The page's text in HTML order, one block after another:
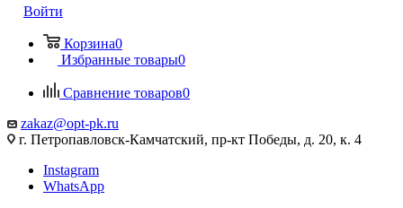
Войти
Корзина0
Избранные товары0
Сравнение товаров0
zakaz@opt-pk.ru
г. Петропавловск-Камчатский, пр-кт Победы, д. 20, к. 4
Instagram
WhatsApp